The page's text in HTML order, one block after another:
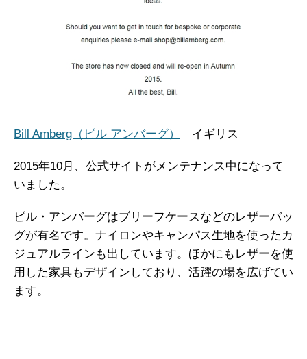
Bill Amberg（ビル アンバーグ） イギリス
2015年10月、公式サイトがメンテナンス中になって
いました。
ビル・アンバーグはブリーフケースなどのレザーバッ
グが有名です。ナイロンやキャンパス生地を使ったカ
ジュアルラインも出しています。ほかにもレザーを使
用した家具もデザインしており、活躍の場を広げてい
ます。